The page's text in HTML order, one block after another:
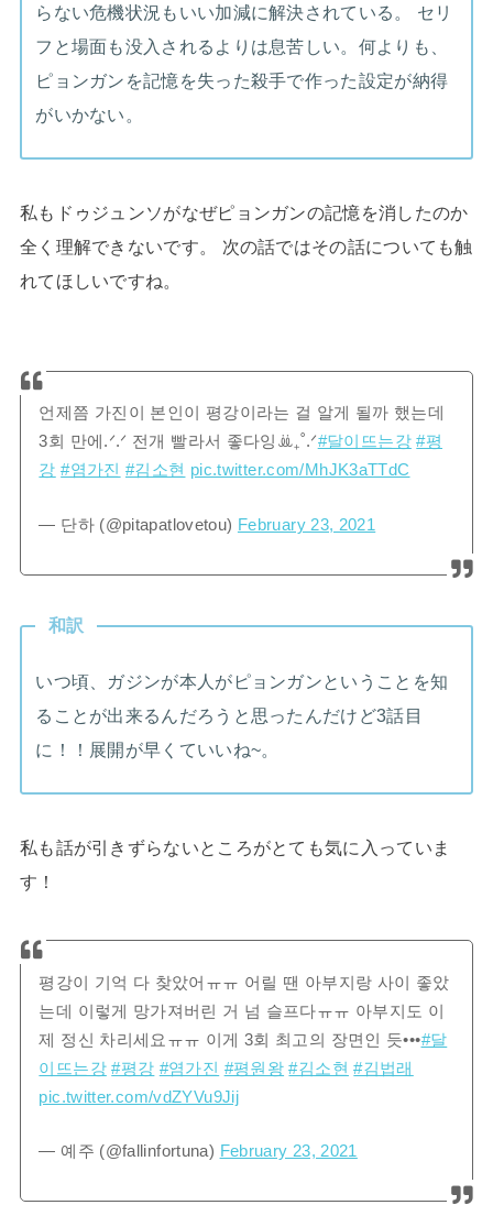
らない危機状況もいい加減に解決されている。 セリ
フと場面も没入されるよりは息苦しい。何よりも、
ピョンガンを記憶を失った殺手で作った設定が納得
がいかない。
私もドゥジュンソがなぜピョンガンの記憶を消したのか
全く理解できないです。 次の話ではその話についても触
れてほしいですね。
언제쯤 가진이 본인이 평강이라는 걸 알게 될까 했는데
3회 만에.ᐟ.ᐟ 전개 빨라서 좋다잉ꔣ₊˚.ᐟ#달이뜨는강 #평
강 #염가진 #김소현 pic.twitter.com/MhJK3aTTdC
— 단하 (@pitapatlovetou) February 23, 2021
和訳
いつ頃、ガジンが本人がピョンガンということを知
ることが出来るんだろうと思ったんだけど3話目
に！！展開が早くていいね~。
私も話が引きずらないところがとても気に入っていま
す！
평강이 기억 다 찾았어ㅠㅠ 어릴 땐 아부지랑 사이 좋았
는데 이렇게 망가져버린 거 넘 슬프다ㅠㅠ 아부지도 이
제 정신 차리세요ㅠㅠ 이게 3회 최고의 장면인 듯•••#달
이뜨는강 #평강 #염가진 #평원왕 #김소현 #김법래
pic.twitter.com/vdZYVu9Jij
— 예주 (@fallinfortuna) February 23, 2021